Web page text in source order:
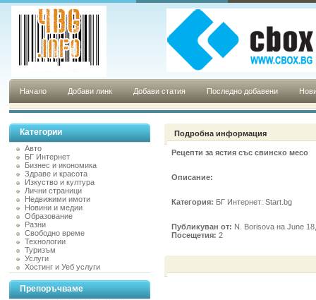
Начало Добави линк Добави статия Последно добавени
Категории
Авто
БГ Интернет
Бизнес и икономика
Здраве и красота
Изкуство и култура
Лични страници
Недвижими имоти
Новини и медии
Образование
Разни
Свободно време
Технологии
Туризъм
Услуги
Хостинг и Уеб услуги
Препоръчваме
Подробна информация
Рецепти за ястия със свинско месо
Описание:
Категория: БГ Интернет: Start.bg
Публикуван от: N. Borisova на June
Посещетия: 2